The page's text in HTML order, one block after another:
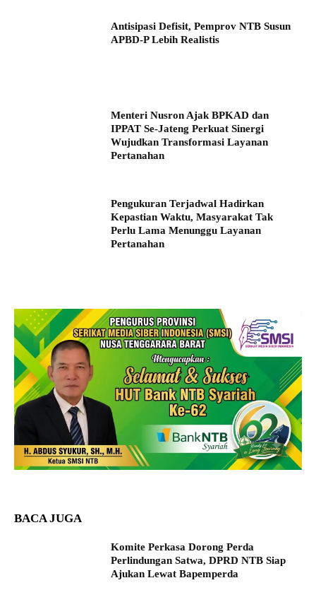
Antisipasi Defisit, Pemprov NTB Susun
APBD-P Lebih Realistis
Menteri Nusron Ajak BPKAD dan
IPPAT Se-Jateng Perkuat Sinergi
Wujudkan Transformasi Layanan
Pertanahan
Pengukuran Terjadwal Hadirkan
Kepastian Waktu, Masyarakat Tak
Perlu Lama Menunggu Layanan
Pertanahan
BACA JUGA
Komite Perkasa Dorong Perda
Perlindungan Satwa, DPRD NTB Siap
Ajukan Lewat Bapemperda